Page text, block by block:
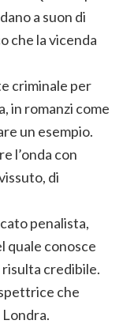
a suon di
che la vicenda
criminale per
in romanzi come
un esempio.
l’onda con
di
penalista,
quale conosce
credibile.
che